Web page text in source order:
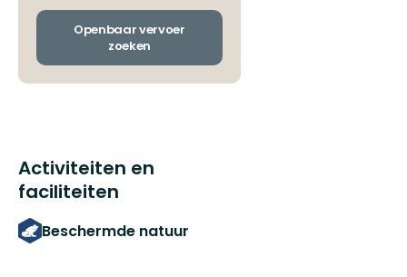
en
Openbaar vervoer
zoeken
Activiteiten en
faciliteiten
Beschermde natuur